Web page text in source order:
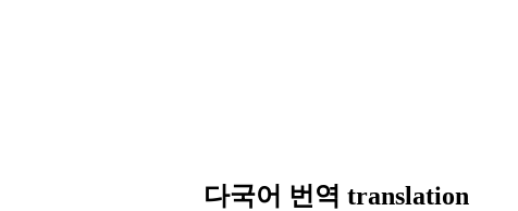
다국어 번역 translation